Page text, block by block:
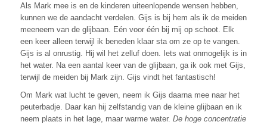
Als Mark mee is en de kinderen uiteenlopende wensen hebben,
kunnen we de aandacht verdelen. Gijs is bij hem als ik de meiden
meeneem van de glijbaan. Eén voor één bij mij op schoot. Elk
een keer alleen terwijl ik beneden klaar sta om ze op te vangen.
Gijs is al onrustig. Hij wil het zelluf doen. Iets wat onmogelijk is in
het water. Na een aantal keer van de glijbaan, ga ik ook met Gijs,
terwijl de meiden bij Mark zijn. Gijs vindt het fantastisch!
Om Mark wat lucht te geven, neem ik Gijs daarna mee naar het
peuterbadje. Daar kan hij zelfstandig van de kleine glijbaan en ik
neem plaats in het lage, maar warme water. De hoge concentratie